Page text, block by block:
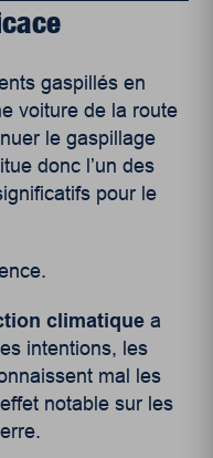
gaspillés en
voiture de la route
le gaspillage
donc l’un des
pour le
climatique a
intentions, les
mal les
notable sur les